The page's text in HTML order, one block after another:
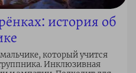
история об
который учится
Инклюзивная